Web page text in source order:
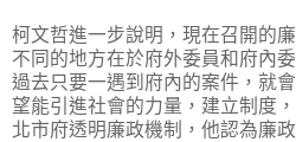
柯文哲進一步說明，現在召開的
不同的地方在於府外委員和府內
過去只要一遇到府內的案件，就
望能引進社會的力量，建立制度
北市府透明廉政機制，他認為廉